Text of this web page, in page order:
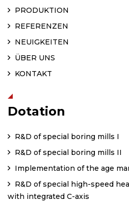
PRODUKTION
REFERENZEN
NEUIGKEITEN
ÜBER UNS
KONTAKT
Dotation
R&D of special boring mills I
R&D of special boring mills II
Implementation of the age
R&D of special high-speed
with integrated C-axis